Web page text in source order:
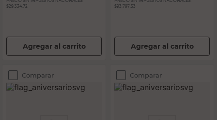
$29.334,72
Agregar al carrito
$93.797,53
Agregar al carrito
Comparar Comparar